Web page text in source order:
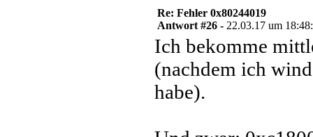
Re: Fehler 0x80244019
Antwort #26 - 22.03.17 um
Ich bekomme
(nachdem ich
habe).